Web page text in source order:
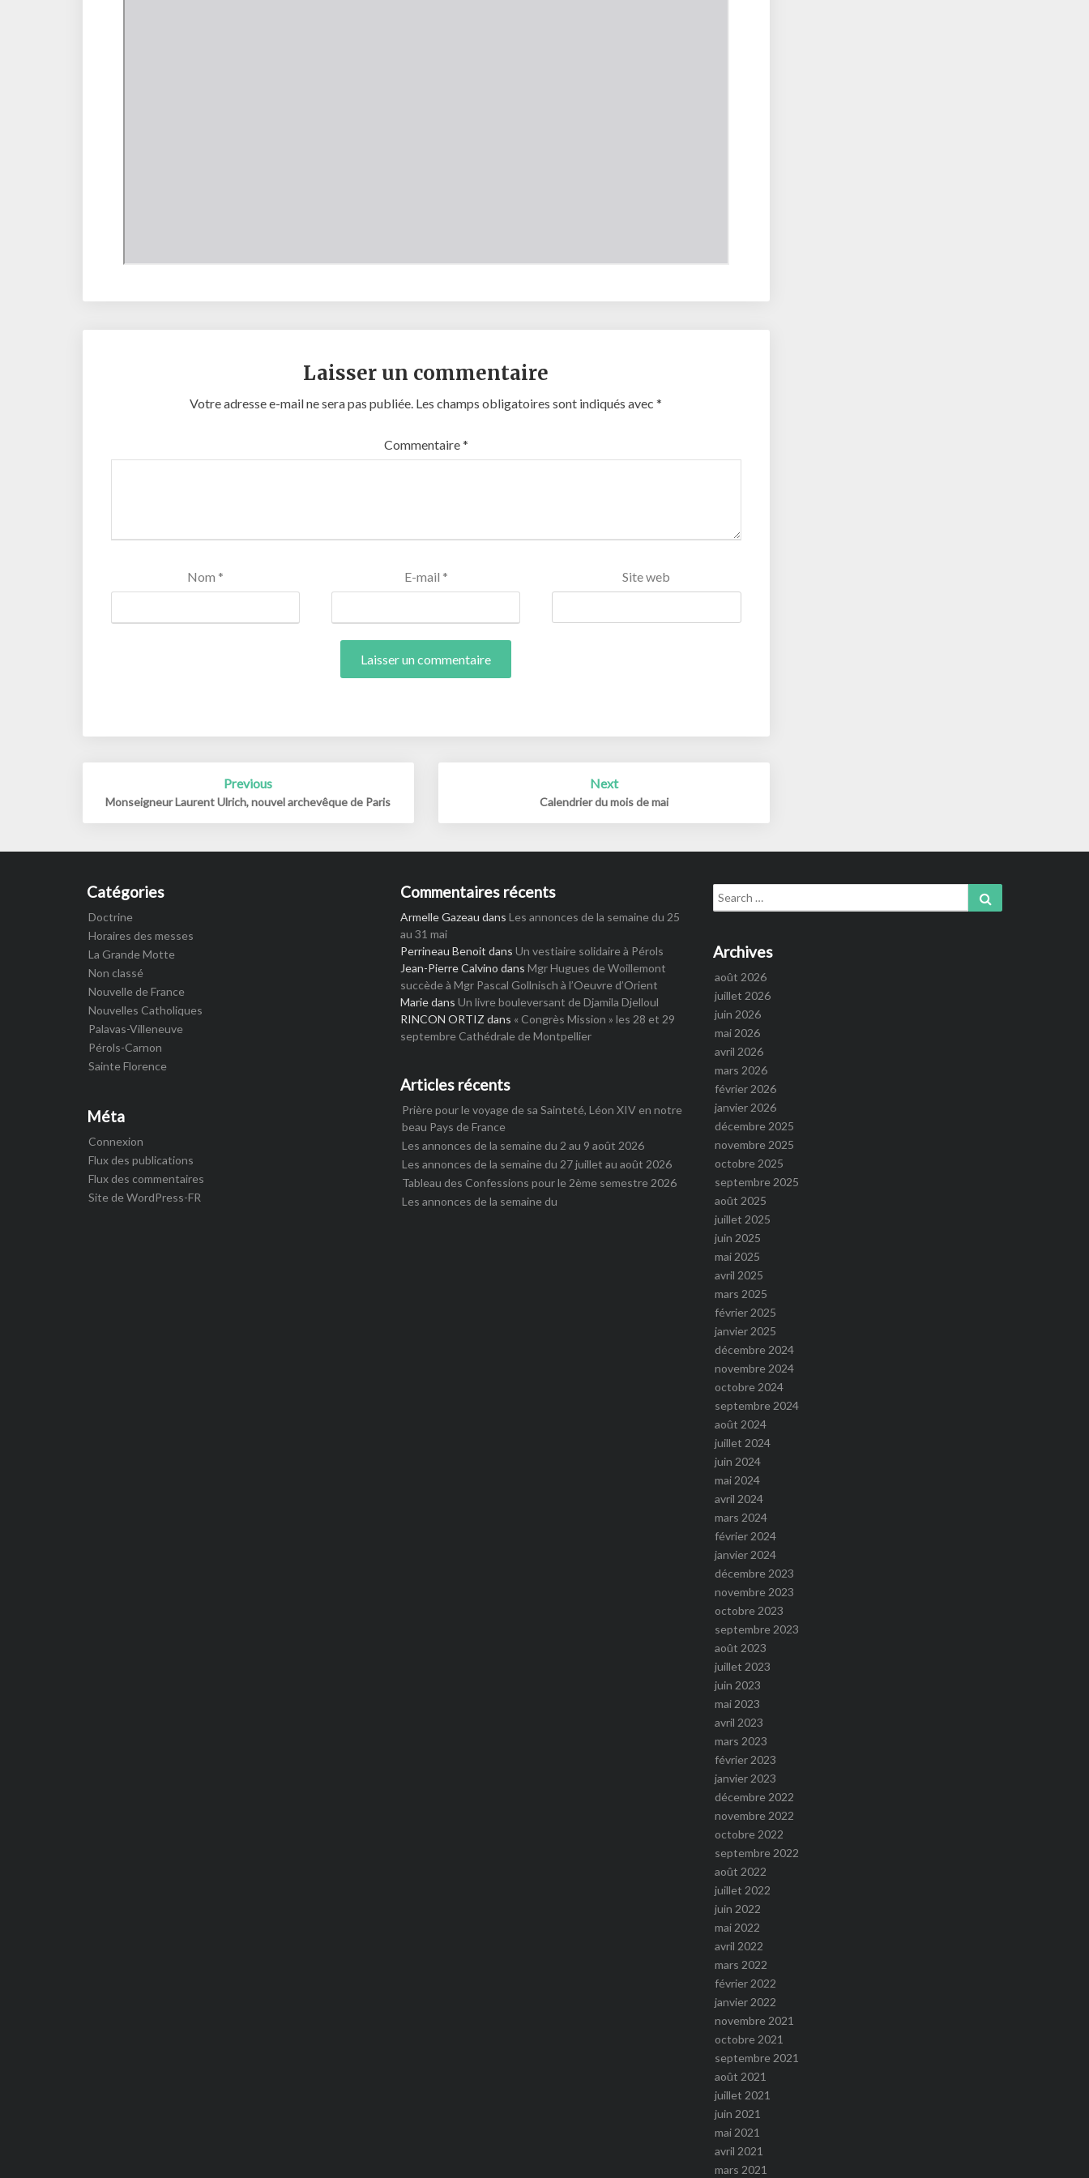
Laisser un commentaire
Votre adresse e-mail ne sera pas publiée. Les champs obligatoires sont indiqués avec*
Commentaire*
Nom * E-mail * Site web
navigation
Previous
Monseigneur Laurent Ulrich, nouvel archevêque de Paris
Next
Calendrier du mois de mai
Catégories
Doctrine
Horaires des messes
La Grande Motte
Non classé
Nouvelle de France
Nouvelles Catholiques
Palavas-Villeneuve
Pérols-Carnon
Sainte Florence
Méta
Connexion
Flux des publications
Flux des commentaires
Site de WordPress-FR
Commentaires récents
Armelle Gazeau dans Les annonces de la semaine du 25
au 31 mai
Perrineau Benoit dans Un vestiaire solidaire à Pérols
Jean-Pierre Calvino dans Mgr Hugues de Woillemont
succède à Mgr Pascal Gollnisch à l’Oeuvre d’Orient
Mariedans Un livre bouleversant de Djamila Djelloul
RINCON ORTIZ dans « Congrès Mission » les 28 et 29
septembre Cathédrale de Montpellier
Articles récents
Prière pour le voyage de sa Sainteté, Léon XIV en notre
beau Pays de France
Les annonces de la semaine du 2 au 9 août 2026
Les annonces de la semaine du 27 juillet au août 2026
Tableau des Confessions pour le 2ème semestre 2026
Les annonces de la semaine du
Search
for:
Archives
août 2026
juillet 2026
juin 2026
mai 2026
avril 2026
mars 2026
février 2026
janvier 2026
décembre 2025
novembre 2025
octobre 2025
septembre 2025
août 2025
juillet 2025
juin 2025
mai 2025
avril 2025
mars 2025
février 2025
janvier 2025
décembre 2024
novembre 2024
octobre 2024
septembre 2024
août 2024
juillet 2024
juin 2024
mai 2024
avril 2024
mars 2024
février 2024
janvier 2024
décembre 2023
novembre 2023
octobre 2023
septembre 2023
août 2023
juillet 2023
juin 2023
mai 2023
avril 2023
mars 2023
février 2023
janvier 2023
décembre 2022
novembre 2022
octobre 2022
septembre 2022
août 2022
juillet 2022
juin 2022
mai 2022
avril 2022
mars 2022
février 2022
janvier 2022
novembre 2021
octobre 2021
septembre 2021
août 2021
juillet 2021
juin 2021
mai 2021
avril 2021
mars 2021